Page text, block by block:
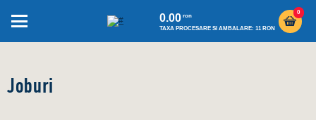
0.00ron
TAXA PROCESARE SI AMBALARE: 11 RON
0
Joburi